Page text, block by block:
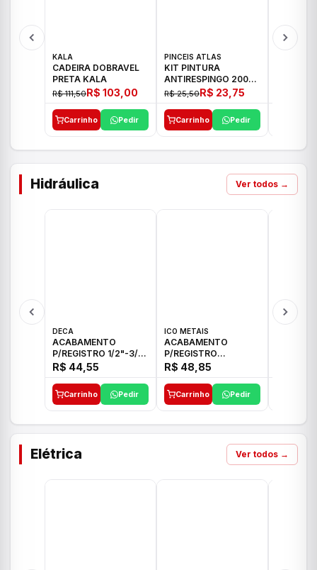
KALA
CADEIRA DOBRAVEL
PRETA KALA
R$ 111,50R$ 103,00
Carrinho Pedir
PINCEIS ATLAS
KIT PINTURA
ANTIRESPINGO 2003
ATLAS 03 PCS
R$ 25,50R$ 23,75
Carrinho Pedir
Hidráulica Ver todos →
DECA
ACABAMENTO
P/REGISTRO 1/2"-3/4"
E 1"C21.PQ DECA
R$ 44,55
Carrinho Pedir
ICO METAIS
ACABAMENTO
P/REGISTRO
1/2"-3/4"-1" ACB M
CS 33 ICO
R$ 48,85
Carrinho Pedir
Elétrica Ver todos →